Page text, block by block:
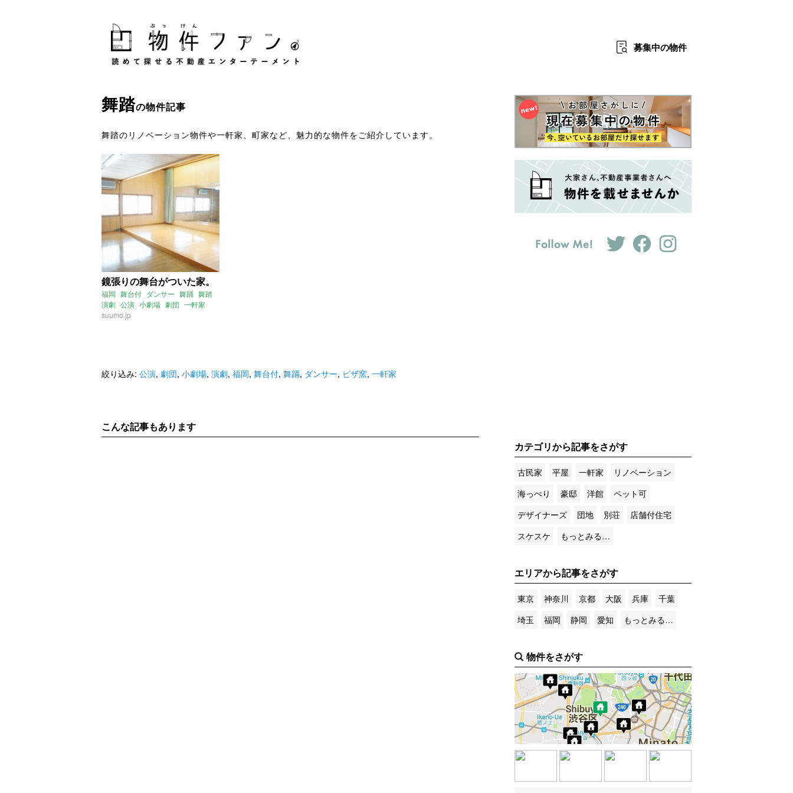
募集中の物件
舞踏の物件記事
舞踏のリノベーション物件や一軒家、町家など、魅力的な物件をご紹介しています。
鏡張りの舞台がついた家。
福岡 舞台付 ダンサー 舞踊 舞踏
演劇 公演 小劇場 劇団 一軒家
ピザ窯
suumo.jp
絞り込み: 公演, 劇団, 小劇場, 演劇, 福岡, 舞台付, 舞踊, ダンサー, ピザ窯, 一軒家
こんな記事もあります
カテゴリから記事をさがす
古民家 平屋 一軒家
リノベーション
海っぺり
豪邸 洋館
ペット可
デザイナーズ
団地 別荘
店舗付住宅
スケスケ
もっとみる…
エリアから記事をさがす
東京 神奈川 京都 大阪 兵庫
千葉
埼玉
福岡 静岡 愛知 もっとみる…
物件をさがす